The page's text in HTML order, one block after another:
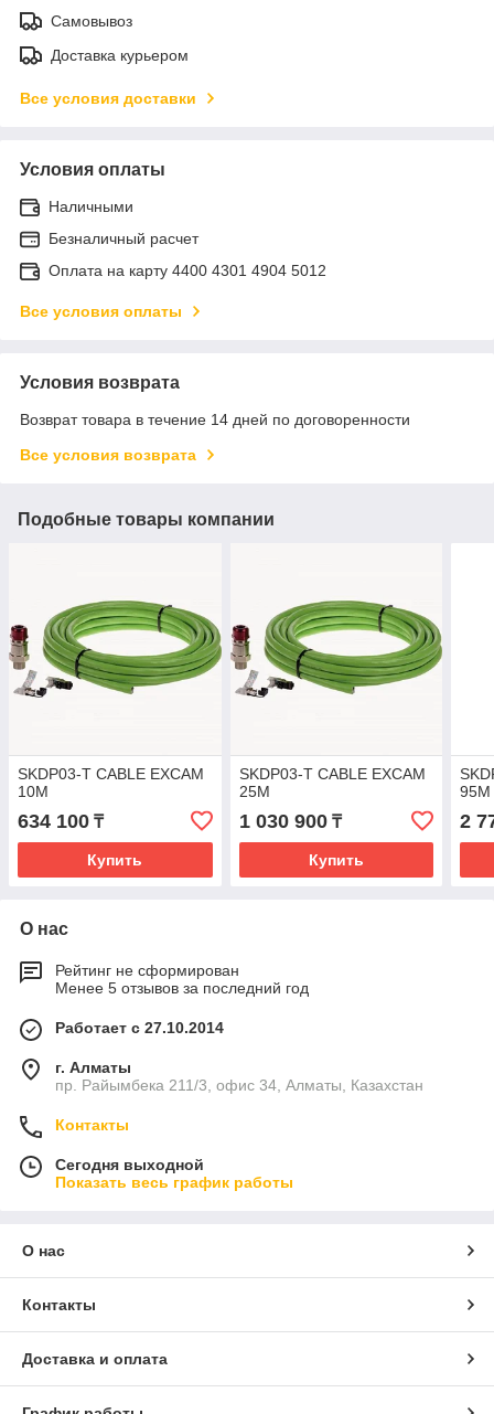
Самовывоз
Доставка курьером
Все условия доставки
Условия оплаты
Наличными
Безналичный расчет
Оплата на карту 4400 4301 4904 5012
Все условия оплаты
Условия возврата
Возврат товара в течение 14 дней по договоренности
Все условия возврата
Подобные товары компании
SKDP03-T CABLE EXCAM
10M
634 100 ₸
Купить
SKDP03-T CABLE EXCAM
25M
1 030 900₸
Купить
95M
2
О нас
Рейтинг не сформирован
Менее 5 отзывов за последний год
Работает с 27.10.2014
г. Алматы
пр. Райымбека 211/3, офис 34, Алматы, Казахстан
Контакты
Сегодня выходной
Показать весь график работы
О нас
Контакты
Доставка и оплата